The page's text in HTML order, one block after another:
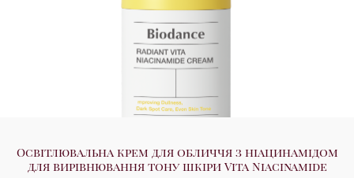
Освітлювальна крем для обличчя з ніацинамідом
для вирівнювання тону шкіри Vita Niacinamide